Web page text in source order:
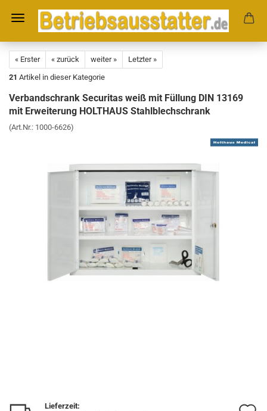
« Erster « zurück weiter »
Letzter »
21 Artikel in dieser Kategorie
Verbandschrank Securitas weiß mit Füllung DIN 13169
mit Erweiterung HOLTHAUS Stahlblechschrank
(Art.Nr.: 1000-6626)
Lieferzeit: